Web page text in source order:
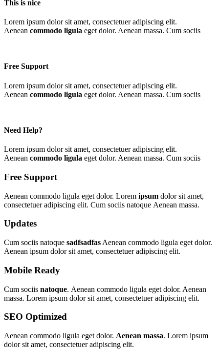
This is nice
Lorem ipsum dolor sit amet, consectetuer adipiscing elit.
Aenean commodo ligula eget dolor. Aenean massa. Cum sociis
Free Support
Lorem ipsum dolor sit amet, consectetuer adipiscing elit.
Aenean commodo ligula eget dolor. Aenean massa. Cum sociis
Need Help?
Lorem ipsum dolor sit amet, consectetuer adipiscing elit.
Aenean commodo ligula eget dolor. Aenean massa. Cum sociis
Free Support
Aenean commodo ligula eget dolor. Lorem ipsum dolor sit amet,
consectetuer adipiscing elit. Cum sociis natoque Aenean massa.
Updates
Cum sociis natoque sadfsadfas Aenean commodo ligula eget dolor.
Aenean ipsum dolor sit amet, consectetuer adipiscing elit.
Mobile Ready
Cum sociis natoque. Aenean commodo ligula eget dolor. Aenean
massa. Lorem ipsum dolor sit amet, consectetuer adipiscing elit.
SEO Optimized
Aenean commodo ligula eget dolor. Aenean massa. Lorem ipsum
dolor sit amet, consectetuer adipiscing elit.